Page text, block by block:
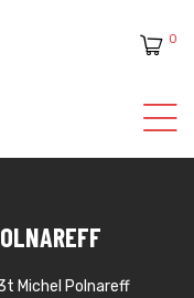
0
Michel Polnareff